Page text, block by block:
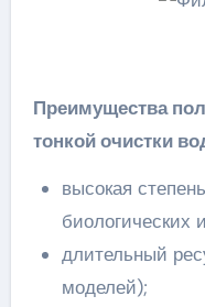
Преимущества
тонкой очистки
высокая
биологических
длительный
моделей);